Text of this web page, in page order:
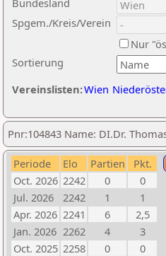
Sortierung
Bundesland
Spgem./Kreis/Verein
Nur
Vereinslisten:Wien
Pnr:104843 Name: DI.Dr.
Periode Elo Partien
Pkt.
Oct. 2026 2242 0
0
Jul. 2026
2242 1
1
Apr. 2026 2241 6
2,5
Jan. 2026 2262 4
3
Oct. 2025 2258 0
0